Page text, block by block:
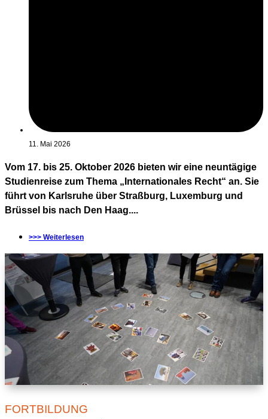
11. Mai 2026
Vom 17. bis 25. Oktober 2026 bieten wir eine neuntägige
Studienreise zum Thema „Internationales Recht“ an. Sie
führt von Karlsruhe über Straßburg, Luxemburg und
Brüssel bis nach Den Haag....
>>> Weiterlesen
FORTBILDUNG